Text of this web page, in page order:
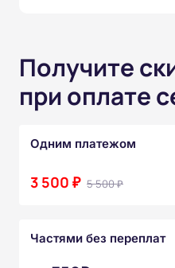
Получите
при оплате
Одним платежом
3 500 ₽ 5 500 ₽
Частями без переплат